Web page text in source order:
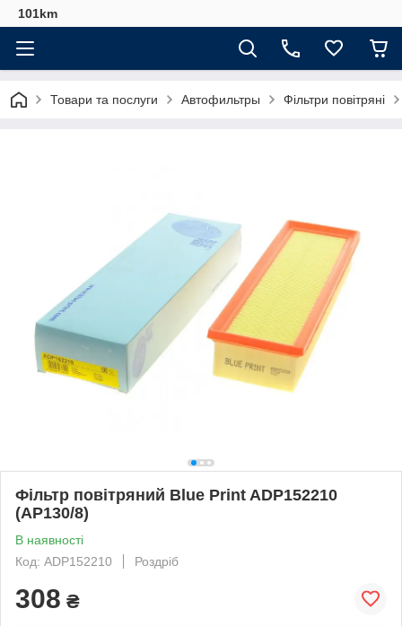
101km
Товари та послуги Автофильтры Фільтри повітряні
Фільтр повітряний Blue Print ADP152210
(AP130/8)
В наявності
Код: ADP152210
Роздріб
308 ₴